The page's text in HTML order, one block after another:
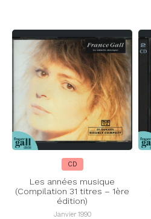
CD
Les années musique
(Compilation 31 titres – 1ère
édition)
Janvier 1990